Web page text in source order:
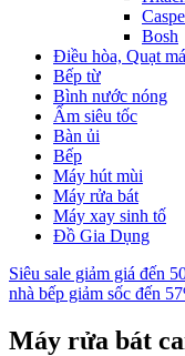
Bosh
Điều hòa, Quạt
Bếp từ
Bình nước nóng
Ấm siêu tốc
Bàn ủi
Bếp
Máy hút mùi
Máy rửa bát
Máy xay sinh tố
Đồ Gia Dụng
Siêu sale giảm giá đến
nhà bếp giảm sốc đến
Máy rửa bát